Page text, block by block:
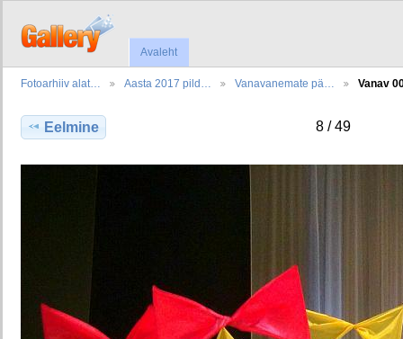
Avaleht
Fotoarhiiv alat… Aasta 2017 pild… Vanavanemate pä… Vanav
Eelmine 8 / 49